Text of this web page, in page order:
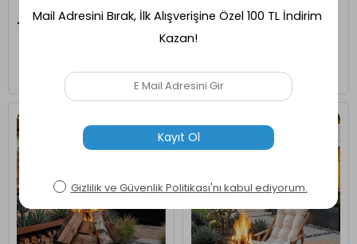
7.690,00 TL 5.870,00 TL
Ücretsiz Kargo